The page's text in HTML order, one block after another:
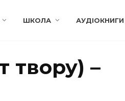
ШКОЛА АУДІОКНИГИ
твору) –